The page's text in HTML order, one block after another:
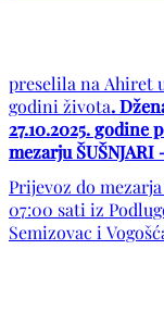
preselila na Ahiret
godini života.
27.10.2025. godine
mezarju
Prijevoz do
07:00 sati iz
Semizovac i